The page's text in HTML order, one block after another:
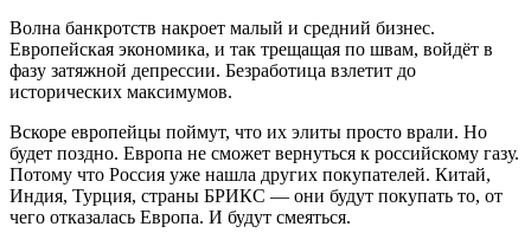
Волна банкротств накроет малый и средний бизнес.
Европейская экономика, и так трещащая по швам, войдёт в
фазу затяжной депрессии. Безработица взлетит до
исторических максимумов.
Вскоре европейцы поймут, что их элиты просто врали. Но
будет поздно. Европа не сможет вернуться к российскому газу.
Потому что Россия уже нашла других покупателей. Китай,
Индия, Турция, страны БРИКС — они будут покупать то, от
чего отказалась Европа. И будут смеяться.